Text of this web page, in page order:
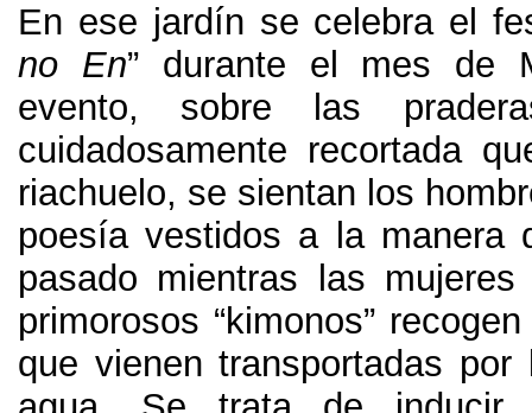
En ese jardín se celebra el
no En” durante el mes de
evento, sobre las
cuidadosamente recortada
riachuelo, se sientan los
poesía vestidos a la manera
pasado mientras las
primorosos “kimonos”
que vienen transportadas por